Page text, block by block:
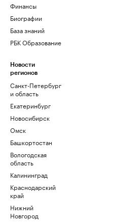
Финансы
Биографии
База знаний
РБК Образование
Новости
регионов
Санкт-Петербург
и область
Екатеринбург
Новосибирск
Омск
Башкортостан
Вологодская
область
Калининград
Краснодарский
край
Нижний
Новгород